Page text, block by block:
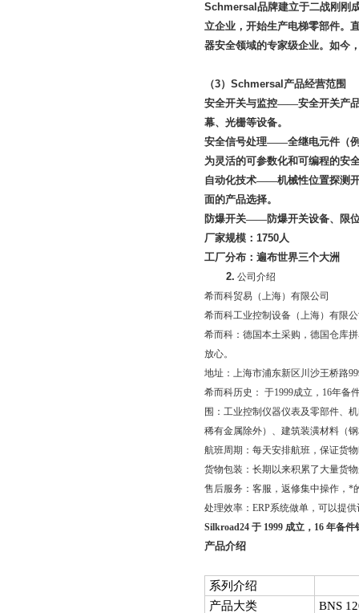
Schmersal 品牌建立于二战刚刚
立企业，开始生产电梯零部件。
器安全领域的专家级企业。如今
（3） Schmersal 产品经营范围
安全开关与监控——安全开关产
幕、光栅等设备。
安全信号处理——全继电元件（
为灵活的可参数化和可编程的安
自动化技术——机械性位置探测
面的产品选择。
防爆开关——防爆开关设备、限
厂家规模： 1750人
工厂分布：遍布世界三个大洲
2. 公司介绍
希而科贸易（上海）有限公司
希而科工业控制设备（上海）有限
希而科：德国本土采购，德国仓库
放心。
地址：上海市浦东新区川沙王桥路
希而科历史： 于1999成立，16年备
围：工业控制仪器仪表及零部件、
稀有金属除外）、建筑装潢材料（
航班周期：每天安排航班，保证货
货物包装：长期以来积累了大量货
售后服务：客服，返修集中操作，*
处理效率：ERP系统做单，可以提
Silkroad24 于 1999 成立，16 年备
产品介绍
系列介绍
产品大类
BNS